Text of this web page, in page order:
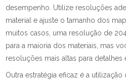
desempenho. Utilize resoluções
material e ajuste o tamanho dos
muitos casos, uma resolução de
para a maioria dos materiais, mas
resoluções mais altas para detalhes
Outra estratégia eficaz é a